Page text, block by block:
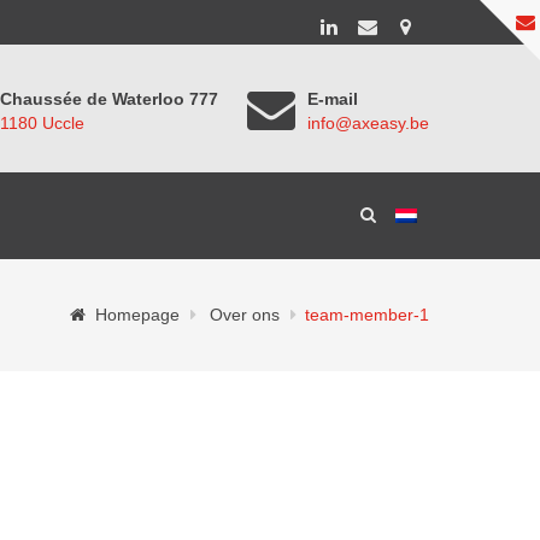
Chaussée de Waterloo 777
1180 Uccle
E-mail
info@axeasy.be
Homepage Over ons team-member-1